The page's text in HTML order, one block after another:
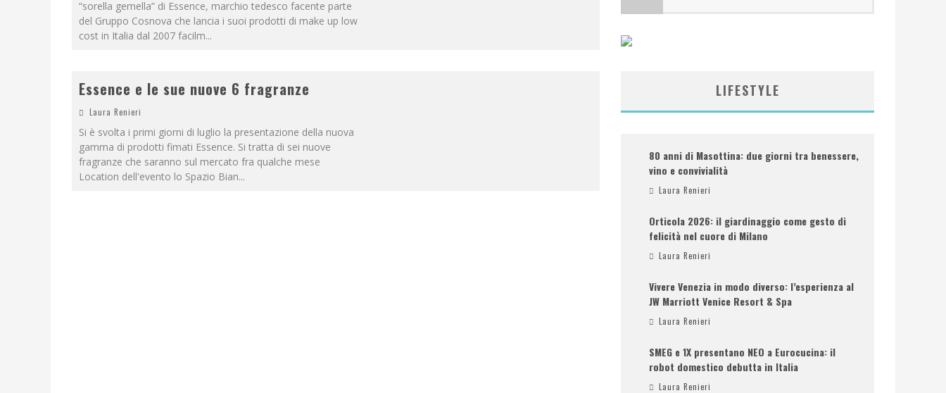
“sorella gemella” di Essence, marchio tedesco facente parte
del Gruppo Cosnova che lancia i suoi prodotti di make up low
cost in Italia dal 2007 facilm...
Essence e le sue nuove 6 fragranze
Laura Renieri
Si è svolta i primi giorni di luglio la presentazione della nuova
gamma di prodotti fimati Essence. Si tratta di sei nuove
fragranze che saranno sul mercato fra qualche mese
Location dell'evento lo Spazio Bian...
LIFESTYLE
80 anni di Masottina: due giorni tra benessere,
vino e convivialità
Laura Renieri
Orticola 2026: il giardinaggio come gesto di
felicità nel cuore di Milano
Laura Renieri
Vivere Venezia in modo diverso: l’esperienza al
JW Marriott Venice Resort & Spa
Laura Renieri
SMEG e 1X presentano NEO a Eurocucina: il
robot domestico debutta in Italia
Laura Renieri